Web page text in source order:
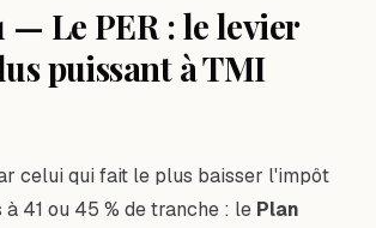
— Le PER : le levier
puissant à TMI
celui qui fait le plus baisser l'impôt
41 ou 45 % de tranche : le Plan